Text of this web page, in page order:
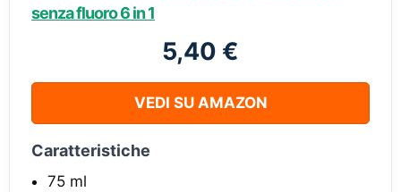
senza fluoro 6 in 1
5,40 €
VEDI SU AMAZON
Caratteristiche
75 ml